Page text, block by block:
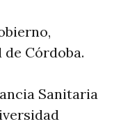
de Córdoba.
Sanitaria